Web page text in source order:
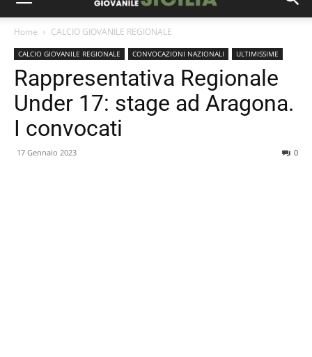
Home CALCIO GIOVANILE REGIONALE
CALCIO GIOVANILE REGIONALE CONVOCAZIONI NAZIONALI ULTIMISSIME
Rappresentativa Regionale
Under 17: stage ad Aragona.
I convocati
17 Gennaio 2023 0